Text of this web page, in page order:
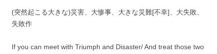
(突然起こる大きな)災害、大惨事、大きな災難[不幸]、大失敗、
失敗作
If you can meet with Triumph and Disaster/ And treat those two